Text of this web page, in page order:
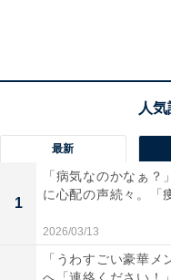
最新
1
「病気なのかなぁ？
に心配の声続々。「
2026/03/13
「うわすごい豪華メ